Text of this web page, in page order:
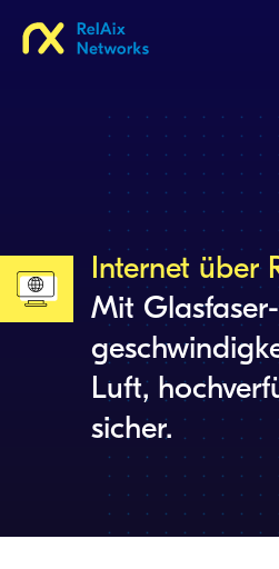
Internet über
Mit Glasfaser­
Luft,
sicher.